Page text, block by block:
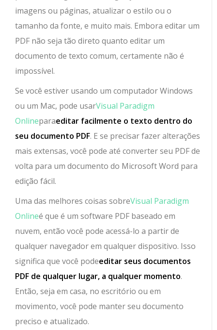
imagens ou páginas, atualizar o estilo ou o
tamanho da fonte, e muito mais. Embora editar um
PDF não seja tão direto quanto editar um
documento de texto comum, certamente não é
impossível.
Se você estiver usando um computador Windows
ou um Mac, pode usarVisual Paradigm
Onlineparaeditar facilmente o texto dentro do
seu documento PDF. E se precisar fazer alterações
mais extensas, você pode até converter seu PDF de
volta para um documento do Microsoft Word para
edição fácil.
Uma das melhores coisas sobreVisual Paradigm
Onlineé que é um software PDF baseado em
nuvem, então você pode acessá-lo a partir de
qualquer navegador em qualquer dispositivo. Isso
significa que você podeeditar seus documentos
PDF de qualquer lugar, a qualquer momento.
Então, seja em casa, no escritório ou em
movimento, você pode manter seu documento
preciso e atualizado.